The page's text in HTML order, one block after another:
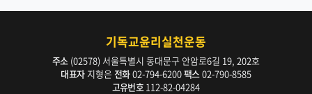
기독교윤리실천운동
주소 (02578) 서울특별시 동대문구 안암로6길 19, 202호
대표자지형은 전화02-794-6200팩스 02-790-8585
고유번호 112-82-04284